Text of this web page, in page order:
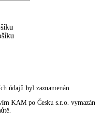
údajů byl zaznamenán.
KAM po Česku s.r.o. vymazán